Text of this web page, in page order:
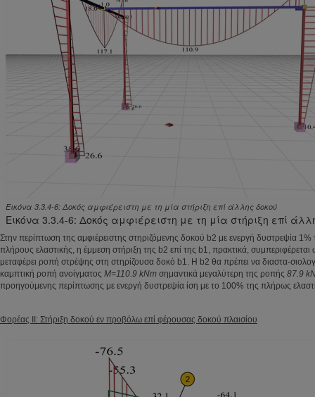
Εικόνα 3.3.4-6: Δοκός αμφιέρειστη με τη μία στήριξη επί άλλης δοκού
Εικόνα 3.3.4-6: Δοκός αμφιέρειστη με τη μία στήριξη επί
Στην περίπτωση της αμφιέρειστης στηριζόμενης δοκού b2 με ενεργή δυστρεψία 1%
πλήρους ελαστικής, η έμμεση στήριξη της b2 επί της b1, πρακτικά,
μεταφέρει ροπή στρέψης στη στηρίζουσα δοκό b1. H b2 θα πρέπει να διαστα-
καμπτική ροπή ανοίγματος M=110.9 kNm σημαντικά μεγαλύτερη της ροπής 87.9
προηγούμενης περίπτωσης με ενεργή δυστρεψία ίση με το 100% της πλήρως
Φορέας II: Στήριξη δοκού εν προβόλω επί φέρουσας δοκού πλαισίου